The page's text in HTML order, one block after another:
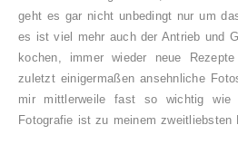
geht es gar nicht unbedingt nur um
es ist viel mehr auch der Antrieb und
kochen, immer wieder neue
zuletzt einigermaßen ansehnliche
mir mittlerweile fast so wichtig
Fotografie ist zu meinem zweitliebsten